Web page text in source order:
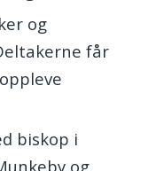
og
får
biskop i
og